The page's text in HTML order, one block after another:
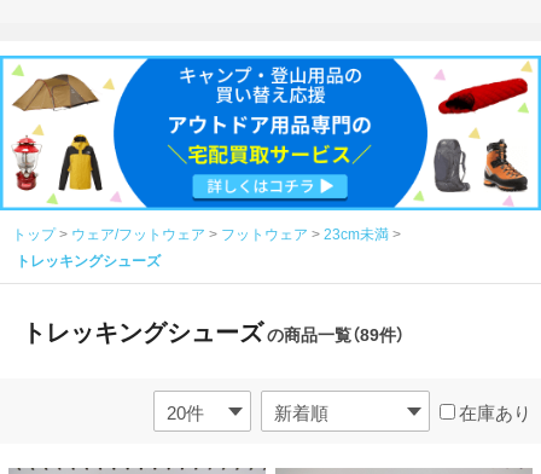
トップ ウェア/フットウェア フットウェア
23cm未満
トレッキングシューズ
トレッキングシューズの商品一覧（89件）
在庫あり